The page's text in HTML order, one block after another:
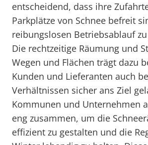
entscheidend, dass ihre
Parkplätze von Schnee befreit
reibungslosen Betriebsablauf
Die rechtzeitige Räumung und
Wegen und Flächen trägt dazu
Kunden und Lieferanten auch
Verhältnissen sicher ans Ziel
Kommunen und Unternehmen
eng zusammen, um die
effizient zu gestalten und die